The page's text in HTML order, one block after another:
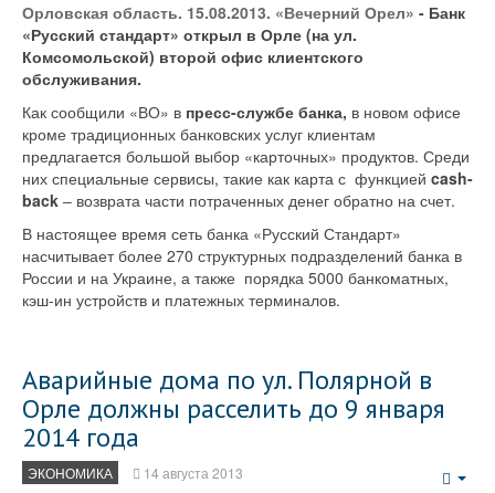
Орловская область. 15.08.2013. «Вечерний Орел» - Банк
«Русский стандарт» открыл в Орле (на ул.
Комсомольской) второй офис клиентского
обслуживания.
Как сообщили «ВО» в пресс-службе банка, в новом офисе
кроме традиционных банковских услуг клиентам
предлагается большой выбор «карточных» продуктов. Среди
них специальные сервисы, такие как карта с функцией cash-
back ‒ возврата части потраченных денег обратно на счет.
В настоящее время сеть банка «Русский Стандарт»
насчитывает более 270 структурных подразделений банка в
России и на Украине, а также порядка 5000 банкоматных,
кэш-ин устройств и платежных терминалов.
Аварийные дома по ул. Полярной в
Орле должны расселить до 9 января
2014 года
ЭКОНОМИКА 14 августа 2013